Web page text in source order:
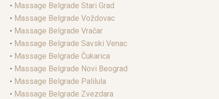
• Massage Belgrade Stari Grad
• Massage Belgrade Voždovac
• Massage Belgrade Vračar
• Massage Belgrade Savski Venac
• Massage Belgrade Čukarica
• Massage Belgrade Novi Beograd
• Massage Belgrade Palilula
• Massage Belgrade Zvezdara